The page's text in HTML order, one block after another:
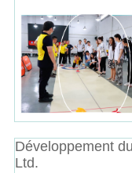
Développement
Ltd.